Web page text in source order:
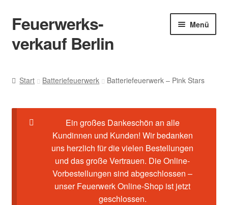
Feuerwerks-
verkauf Berlin
Menü
Datenschutz
Echtheit von Bewertungen
Feuerwerk-Shop
Start Batteriefeuerwerk Batteriefeuerwerk – Pink Stars
Ein großes Dankeschön an alle
Kundinnen und Kunden! Wir bedanken
uns herzlich für die vielen Bestellungen
und das große Vertrauen. Die Online-
Vorbestellungen sind abgeschlossen –
unser Feuerwerk Online-Shop ist jetzt
geschlossen.